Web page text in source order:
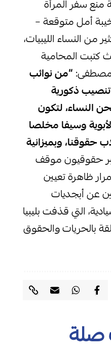
سفر المرأة
أمل متوقعة –
النساء الليبيات،
كتبت المحامية
مصطفى: “من نوائب
تنصيب ذكورية
النساء، لتكون
وسيفا مخلصا
حقوقنا، وبميزانية
حقوقيون موقف
ظاهرة تعيين
عن أبجديات
التي قذفت بليبيا
بالحريات والحقوق
صلة